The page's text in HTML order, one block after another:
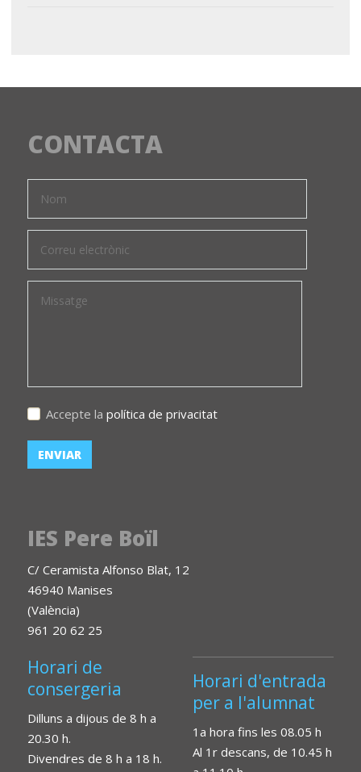
CONTACTA
Accepte la política de privacitat
IES Pere Boïl
C/ Ceramista Alfonso Blat, 12
46940 Manises
(València)
961 20 62 25
Horari de
consergeria
Dilluns a dijous de 8 h a
20.30 h.
Divendres de 8 h a 18 h.
Horari d'entrada
per a l'alumnat
1a hora fins les 08.05 h
Al 1r descans, de 10.45 h